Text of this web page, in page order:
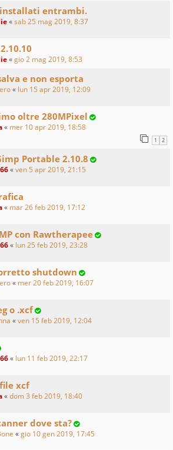
installati entrambi.
«sab 25 mag 2019, 8:37
«gio 2 mag 2019, 8:53
e non esporta
« lun 15 apr 2019, 12:09
oltre 280MPixel
« mer 10 apr 2019, 18:58
1 2
Portable 2.10.8
«ven 5 apr 2019, 21:15
« mar 26 feb 2019, 17:12
con Rawtherapee
« lun 25 feb 2019, 23:28
shutdown
« mer 20 feb 2019, 16:07
o .xcf
«ven 15 feb 2019, 12:04
« lun 11 feb 2019, 22:17
xcf
«dom 3 feb 2019, 18:40
dove sta?
«gio 10 gen 2019, 17:45